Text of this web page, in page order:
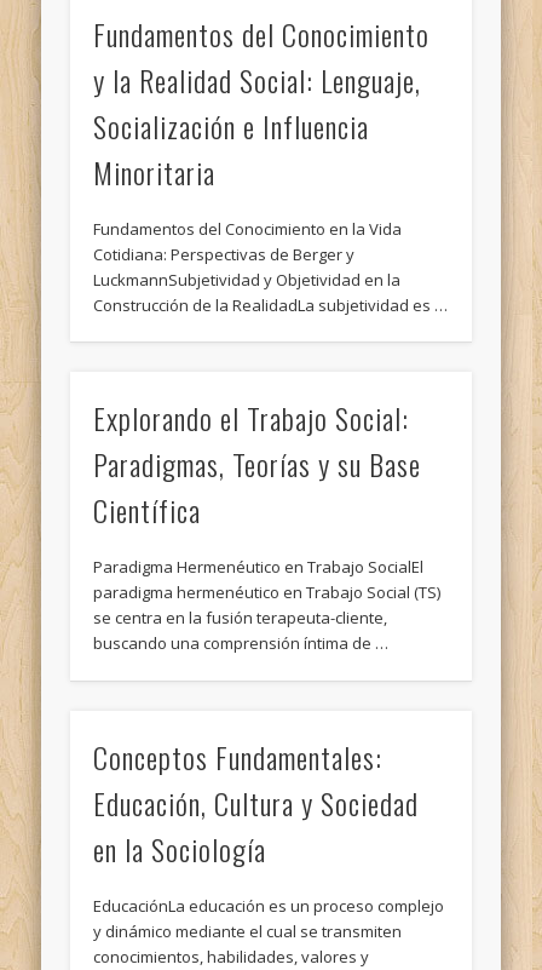
Fundamentos del Conocimiento
y la Realidad Social: Lenguaje,
Socialización e Influencia
Minoritaria
Fundamentos del Conocimiento en la Vida
Cotidiana: Perspectivas de Berger y
LuckmannSubjetividad y Objetividad en la
Construcción de la RealidadLa subjetividad es …
Explorando el Trabajo Social:
Paradigmas, Teorías y su Base
Científica
Paradigma Hermenéutico en Trabajo SocialEl
paradigma hermenéutico en Trabajo Social (TS)
se centra en la fusión terapeuta-cliente,
buscando una comprensión íntima de …
Conceptos Fundamentales:
Educación, Cultura y Sociedad
en la Sociología
EducaciónLa educación es un proceso complejo
y dinámico mediante el cual se transmiten
conocimientos, habilidades, valores y